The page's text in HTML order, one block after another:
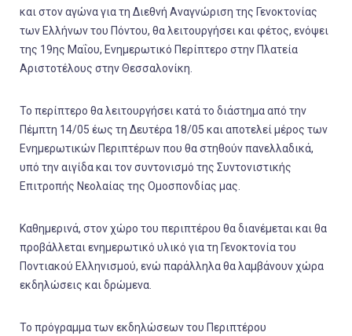
και στον αγώνα για τη Διεθνή Αναγνώριση της Γενοκτονίας
των Ελλήνων του Πόντου, θα λειτουργήσει και φέτος, ενόψει
της 19ης Μαΐου, Ενημερωτικό Περίπτερο στην Πλατεία
Αριστοτέλους στην Θεσσαλονίκη.
Το περίπτερο θα λειτουργήσει κατά το διάστημα από την
Πέμπτη 14/05 έως τη Δευτέρα 18/05 και αποτελεί μέρος των
Ενημερωτικών Περιπτέρων που θα στηθούν πανελλαδικά,
υπό την αιγίδα και τον συντονισμό της Συντονιστικής
Επιτροπής Νεολαίας της Ομοσπονδίας μας.
Καθημερινά, στον χώρο του περιπτέρου θα διανέμεται και θα
προβάλλεται ενημερωτικό υλικό για τη Γενοκτονία του
Ποντιακού Ελληνισμού, ενώ παράλληλα θα λαμβάνουν χώρα
εκδηλώσεις και δρώμενα.
Το πρόγραμμα των εκδηλώσεων του Περιπτέρου